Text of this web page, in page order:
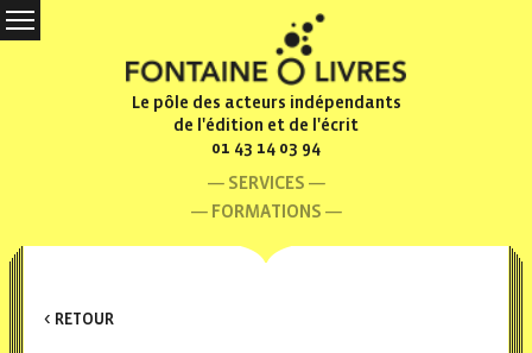
Le pôle des acteurs indépendants
de l'édition et de l'écrit
01 43 14 03 94
SERVICES
FORMATIONS
< RETOUR